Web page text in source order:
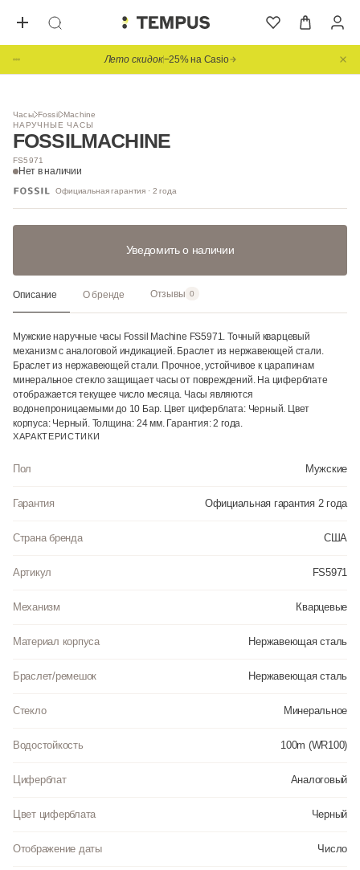
Лето скидок−25% на Casio
Часы Fossil Machine
НАРУЧНЫЕ ЧАСЫ
FOSSILMACHINE
FS5971
Нет в наличии
Официальная гарантия · 2 года
1/ 4
Уведомить о наличии
Описание О бренде Отзывы 0
Мужские наручные часы Fossil Machine FS5971. Точный кварцевый
механизм с аналоговой индикацией. Браслет из нержавеющей стали.
Браслет из нержавеющей стали. Прочное, устойчивое к царапинам
минеральное стекло защищает часы от повреждений. На циферблате
отображается текущее число месяца. Часы являются
водонепроницаемыми до 10 Бар. Цвет циферблата: Черный. Цвет
корпуса: Черный. Толщина: 24 мм. Гарантия: 2 года.
ХАРАКТЕРИСТИКИ
Пол Мужские
Гарантия Официальная гарантия 2 года
Страна бренда США
Артикул FS5971
Механизм Кварцевые
Материал корпуса Нержавеющая сталь
Браслет/ремешок Нержавеющая сталь
Стекло Минеральное
Водостойкость 100m (WR100)
Циферблат Аналоговый
Цвет циферблата Черный
Отображение даты Число